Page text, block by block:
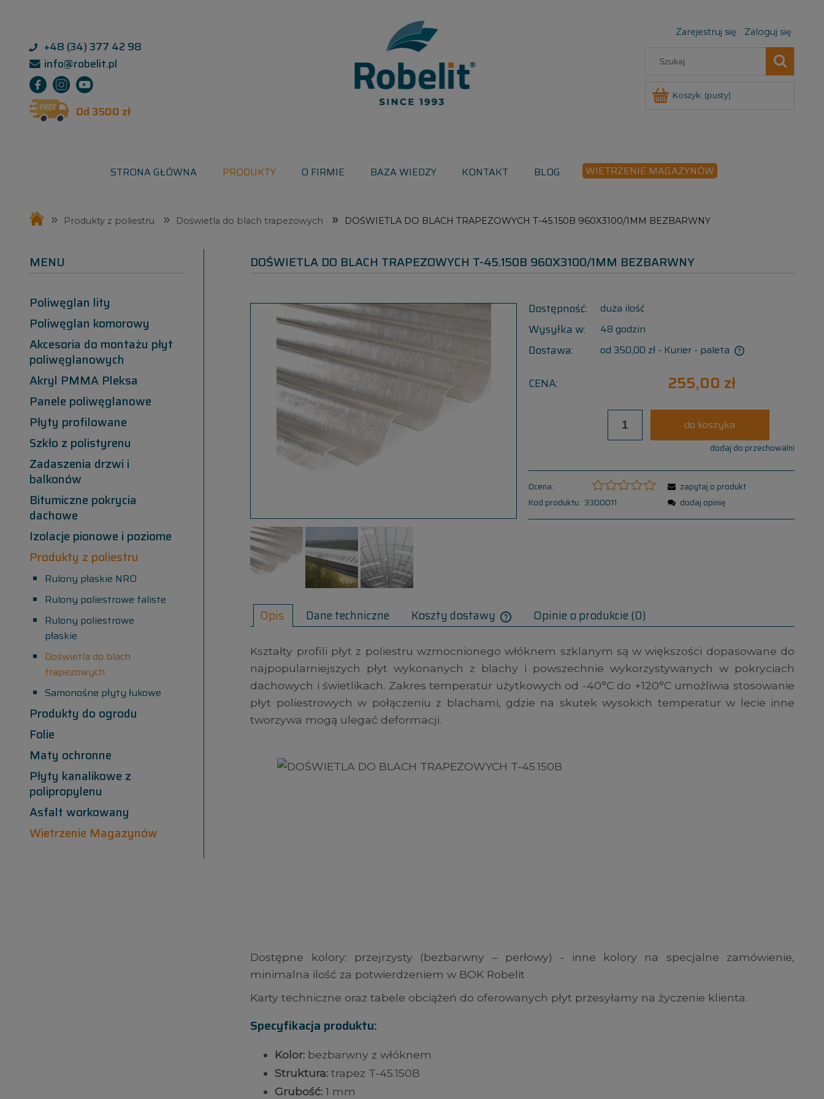
+48 (34) 377 42 98
info@robelit.pl
Od 3500 zł
Zarejestruj się Zaloguj się
Koszyk: (pusty)
STRONA GŁÓWNA PRODUKTY O FIRMIE BAZA WIEDZY KONTAKT BLOG WIETRZENIE MAGAZYNÓW
» Produkty z poliestru » Doświetla do blach trapezowych » DOŚWIETLA DO BLACH TRAPEZOWYCH T-45.150B 960X3100/1MM BEZBARWNY
MENU
Poliwęglan lity
Poliwęglan komorowy
Akcesoria do montażu płyt
poliwęglanowych
Akryl PMMA Pleksa
Panele poliwęglanowe
Płyty profilowane
Szkło z polistyrenu
Zadaszenia drzwi i
balkonów
Bitumiczne pokrycia
dachowe
Izolacje pionowe i poziome
Produkty z poliestru
Rulony płaskie NRO
Rulony poliestrowe faliste
Rulony poliestrowe
płaskie
Doświetla do blach
trapezowych
Samonośne płyty łukowe
Produkty do ogrodu
Folie
Maty ochronne
Płyty kanalikowe z
polipropylenu
Asfalt workowany
Wietrzenie Magazynów
DOŚWIETLA DO BLACH TRAPEZOWYCH T-45.150B 960X3100/1MM BEZBARWNY
Dostępność: duża ilość
Wysyłka w: 48 godzin
Dostawa: od 350,00 zł - Kurier - paleta
CENA: 255,00 zł
do koszyka
dodaj do przechowalni
Ocena:
Kod produktu: 3300011
zapytaj o produkt
dodaj opinię
Opis Dane techniczne Koszty dostawy Opinie o produkcie (0)
Kształty profili płyt z poliestru wzmocnionego włóknem szklanym są w większości dopasowane do
najpopularniejszych płyt wykonanych z blachy i powszechnie wykorzystywanych w pokryciach
dachowych i świetlikach. Zakres temperatur użytkowych od -40°C do +120°C umożliwia stosowanie
płyt poliestrowych w połączeniu z blachami, gdzie na skutek wysokich temperatur w lecie inne
tworzywa mogą ulegać deformacji.
Dostępne kolory: przejrzysty (bezbarwny – perłowy) - inne kolory na specjalne zamówienie,
minimalna ilość za potwierdzeniem w BOK Robelit
Karty techniczne oraz tabele obciążeń do oferowanych płyt przesyłamy na życzenie klienta.
Specyfikacja produktu:
Kolor: bezbarwny z włóknem
Struktura:trapez T-45.150B
Grubość:1 mm